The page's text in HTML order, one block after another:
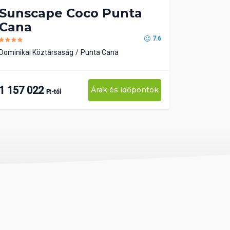
Coco Punta
7.6
Köztársaság Punta Cana
157 022 Ft-tól Árak és időpontok